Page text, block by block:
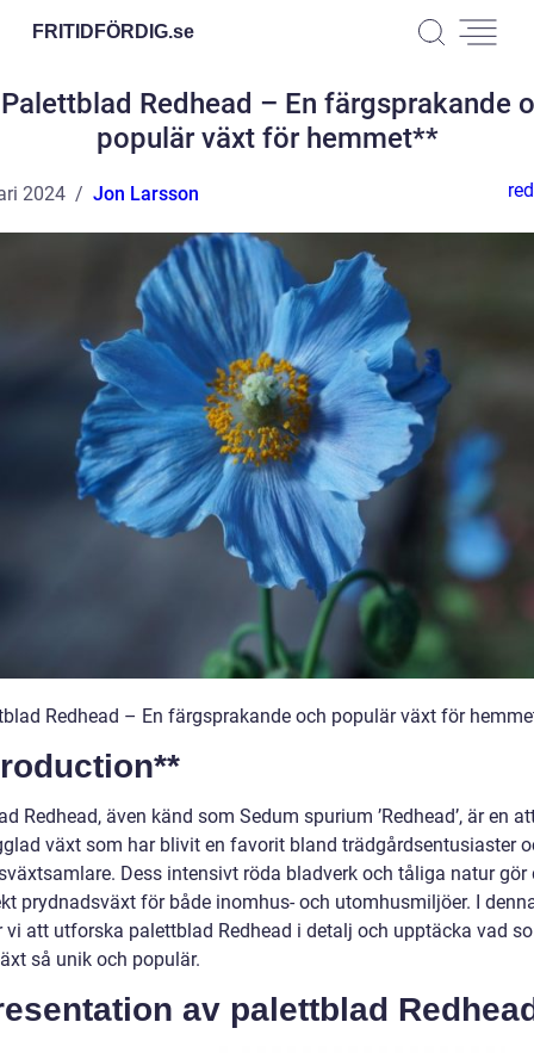
FRITIDFÖRDIG.se
Redhead – En färgsprakande
populär växt för hemmet**
2024 Jon Larsson
Redhead – En färgsprakande och populär växt för
Redhead, även känd som Sedum spurium ’Redhead’, är en
växt som har blivit en favorit bland trädgårdsentusiaster
Dess intensivt röda bladverk och tåliga natur gör
prydnadsväxt för både inomhus- och utomhusmiljöer. I
vi att utforska palettblad Redhead i detalj och upptäcka vad
så unik och populär.
av palettblad